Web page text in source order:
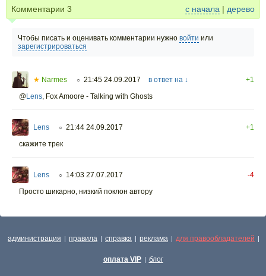
Комментарии 3 с начала | дерево
Чтобы писать и оценивать комментарии нужно войти или
зарегистрироваться
★ Narmes ○ 21:45 24.09.2017 в ответ на ↓
+1
@Lens, Fox Amoore - Talking with Ghosts
Lens ○ 21:44 24.09.2017
+1
скажите трек
Lens ○ 14:03 27.07.2017
-4
Просто шикарно, низкий поклон автору
администрация | правила | справка | реклама | для правообладателей |
оплата VIP | блог